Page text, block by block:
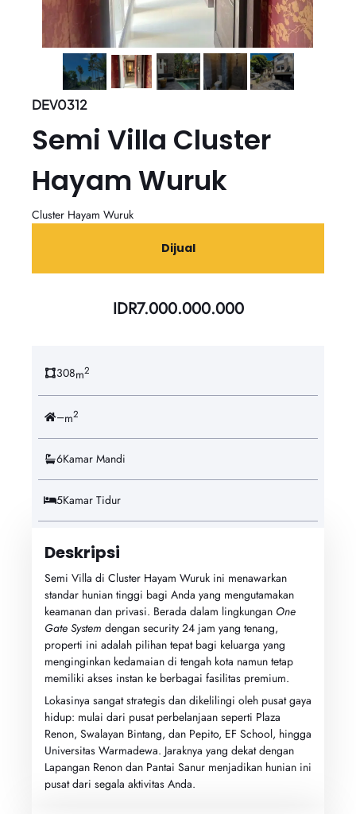
DEV0312
Semi Villa Cluster
Hayam Wuruk
Cluster Hayam Wuruk
Dijual
IDR7.000.000.000
308m2
–m2
6Kamar Mandi
5Kamar Tidur
Deskripsi
Semi Villa di Cluster Hayam Wuruk ini menawarkan
standar hunian tinggi bagi Anda yang mengutamakan
keamanan dan privasi. Berada dalam lingkungan One
Gate System dengan security 24 jam yang tenang,
properti ini adalah pilihan tepat bagi keluarga yang
menginginkan kedamaian di tengah kota namun tetap
memiliki akses instan ke berbagai fasilitas premium.
Lokasinya sangat strategis dan dikelilingi oleh pusat gaya
hidup: mulai dari pusat perbelanjaan seperti Plaza
Renon, Swalayan Bintang, dan Pepito, EF School, hingga
Universitas Warmadewa. Jaraknya yang dekat dengan
Lapangan Renon dan Pantai Sanur menjadikan hunian ini
pusat dari segala aktivitas Anda.